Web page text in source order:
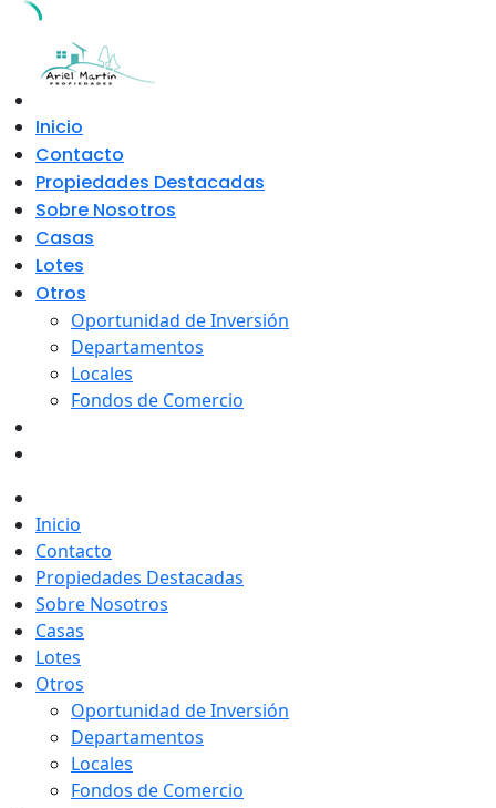
content
Inicio
Contacto
Propiedades Destacadas
Sobre Nosotros
Casas
Lotes
Otros
Oportunidad de Inversión
Departamentos
Locales
Fondos de Comercio
Inicio
Contacto
Propiedades Destacadas
Sobre Nosotros
Casas
Lotes
Otros
Oportunidad de Inversión
Departamentos
Locales
Fondos de Comercio